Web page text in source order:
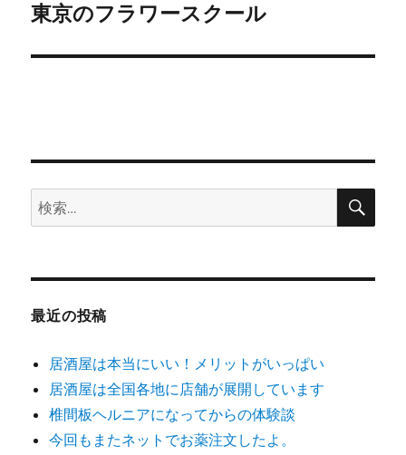
ゲ
ー
ン
次
投
東京のフラワースクール
検
索:
検
最近の投稿
居酒屋は本当にいい！メリットがいっぱい
居酒屋は全国各地に店舗が展開しています
椎間板ヘルニアになってからの体験談
今回もまたネットでお薬注文したよ。